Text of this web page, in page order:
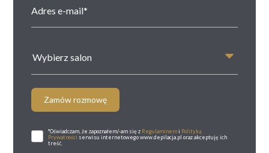
Wybierz salon
Zamów rozmowę
*Oświadczam, że zapoznałem/-am się z Regulaminemi Polityką
Prywatności serwisu internetowego www.depilacja.pl oraz akceptuję ich
treść.